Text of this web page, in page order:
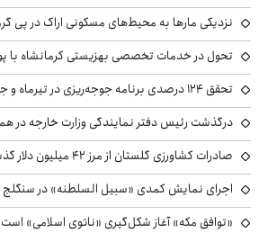
نزدیکی مارها به محیط‌های مسکونی اراک در پی
تحول در خدمات تخصصی بهزیستی کرمانشاه با پوشش ۱۹۲
تحقق ۱۲۴ درصدی برنامه جوجه‌ریزی در تیرماه و جهش تولید مرغ در فارس
درگذشت رئیس دفتر نمایندگی وزارت خارجه در
صادرات کشاورزی گلستان از مرز ۴۲ میلیون دلار گذشت
اجرای نمایش کمدی «سبیل السلطنه» در سنگلج
«توافق مکه» آغاز شکل‌گیری «ناتوی اسلامی»